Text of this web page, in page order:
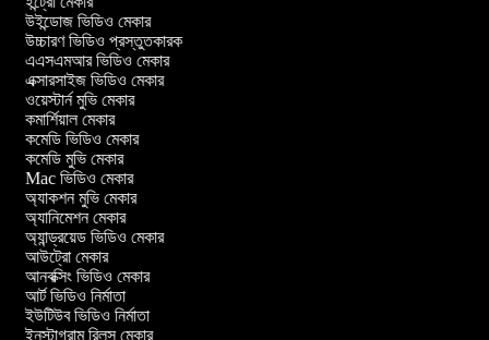
উইন্ডোজ ভিডিও মেকার
উচ্চারণ ভিডিও প্রস্তুতকারক
এএসএমআর ভিডিও মেকার
এক্সারসাইজ ভিডিও মেকার
ওয়েস্টার্ন মুভি মেকার
কমার্শিয়াল মেকার
কমেডি ভিডিও মেকার
কমেডি মুভি মেকার
Mac ভিডিও মেকার
অ্যাকশন মুভি মেকার
অ্যানিমেশন মেকার
অ্যান্ড্রয়েড ভিডিও মেকার
আউট্রো মেকার
আনবক্সিং ভিডিও মেকার
আর্ট ভিডিও নির্মাতা
ইউটিউব ভিডিও নির্মাতা
ইনস্টাগ্রাম রিলস মেকার